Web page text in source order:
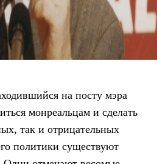
на посту мэра
монреальцам и сделать
так и отрицательных
политики существуют